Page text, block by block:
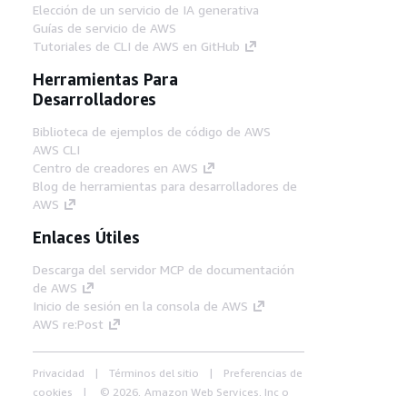
Elección de un servicio de IA generativa
Guías de servicio de AWS
Tutoriales de CLI de AWS en GitHub
Herramientas Para
Desarrolladores
Biblioteca de ejemplos de código de AWS
AWS CLI
Centro de creadores en AWS
Blog de herramientas para desarrolladores de
AWS
Enlaces Útiles
Descarga del servidor MCP de documentación
de AWS
Inicio de sesión en la consola de AWS
AWS re:Post
Privacidad Términos del sitio
Preferencias de
cookies
© 2026, Amazon Web Services, Inc o